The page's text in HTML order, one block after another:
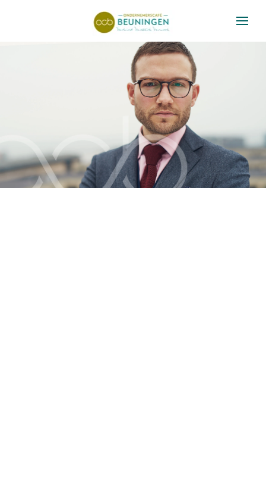
Skip to main content